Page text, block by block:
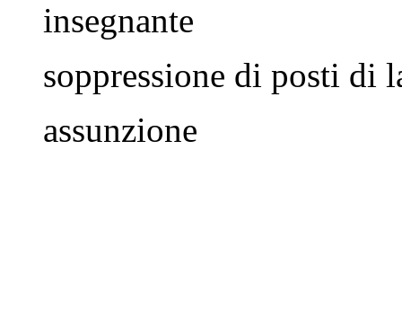
insegnante
soppressione di posti di
assunzione